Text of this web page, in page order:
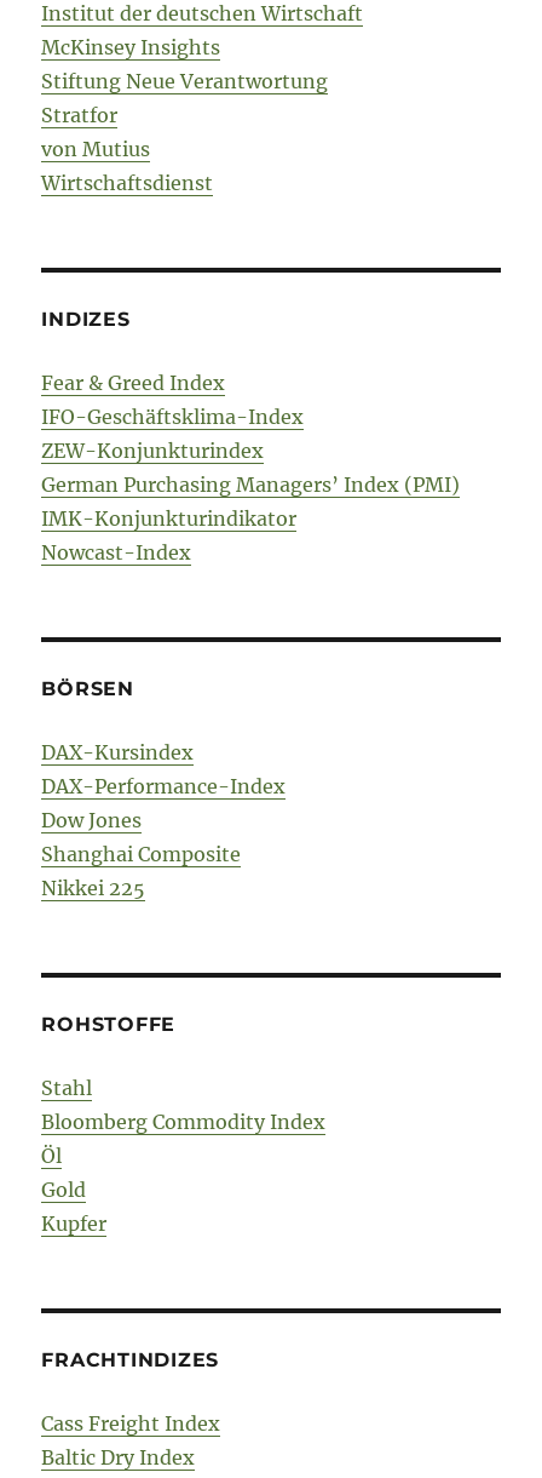
Institut der deutschen Wirtschaft
McKinsey Insights
Stiftung Neue Verantwortung
Stratfor
von Mutius
Wirtschaftsdienst
INDIZES
Fear & Greed Index
IFO-Geschäftsklima-Index
ZEW-Konjunkturindex
German Purchasing Managers’ Index (PMI)
IMK-Konjunkturindikator
Nowcast-Index
BÖRSEN
DAX-Kursindex
DAX-Performance-Index
Dow Jones
Shanghai Composite
Nikkei 225
ROHSTOFFE
Stahl
Bloomberg Commodity Index
Öl
Gold
Kupfer
FRACHTINDIZES
Cass Freight Index
Baltic Dry Index